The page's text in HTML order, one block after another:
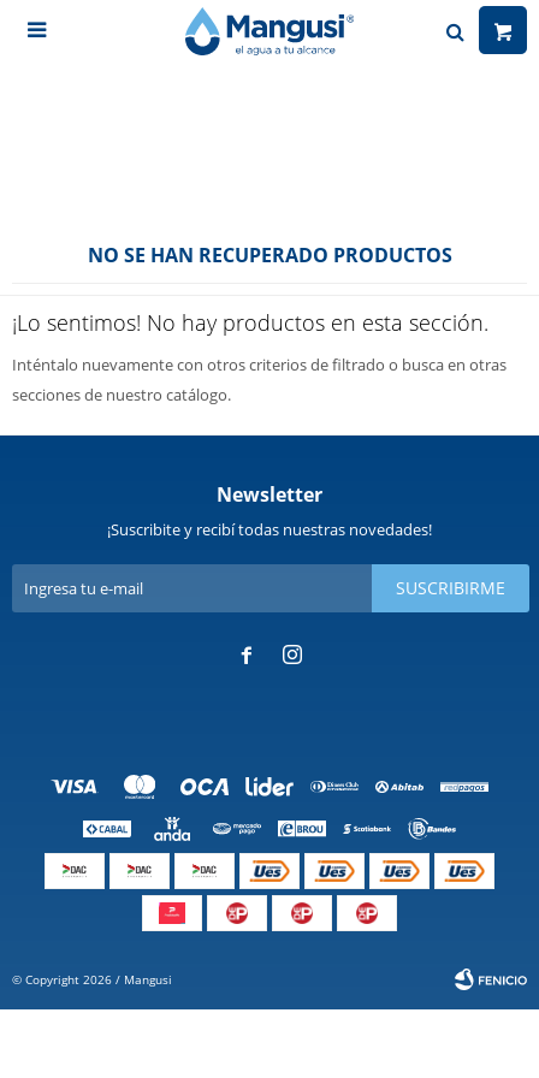

NO SE HAN RECUPERADO PRODUCTOS
¡Lo sentimos! No hay productos en esta sección.
Inténtalo nuevamente con otros criterios de filtrado o busca en otras
secciones de nuestro catálogo.
Newsletter
¡Suscribite y recibí todas nuestras novedades!
SUSCRIBIRME
 
© Copyright 2026 / Mangusi